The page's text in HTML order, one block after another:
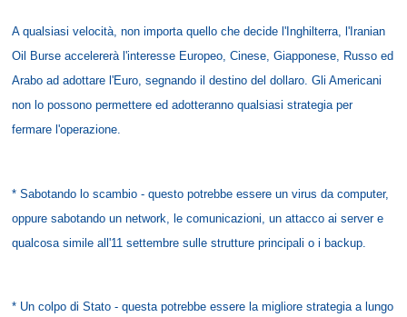
A qualsiasi velocità, non importa quello che decide l'Inghilterra, l'Iranian
Oil Burse accelererà l'interesse Europeo, Cinese, Giapponese, Russo ed
Arabo ad adottare l'Euro, segnando il destino del dollaro. Gli Americani
non lo possono permettere ed adotteranno qualsiasi strategia per
fermare l'operazione.
* Sabotando lo scambio - questo potrebbe essere un virus da computer,
oppure sabotando un network, le comunicazioni, un attacco ai server e
qualcosa simile all'11 settembre sulle strutture principali o i backup.
* Un colpo di Stato - questa potrebbe essere la migliore strategia a lungo